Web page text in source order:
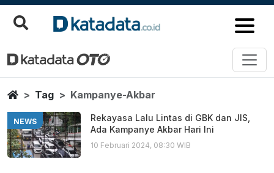
Kampanye Akbar
Berita Terbaru
HomeTag Kampanye-Akbar
NEWS
Rekayasa Lalu Lintas di GBK dan JIS,
Ada Kampanye Akbar Hari Ini
10 Februari 2024, 08:30 WIB